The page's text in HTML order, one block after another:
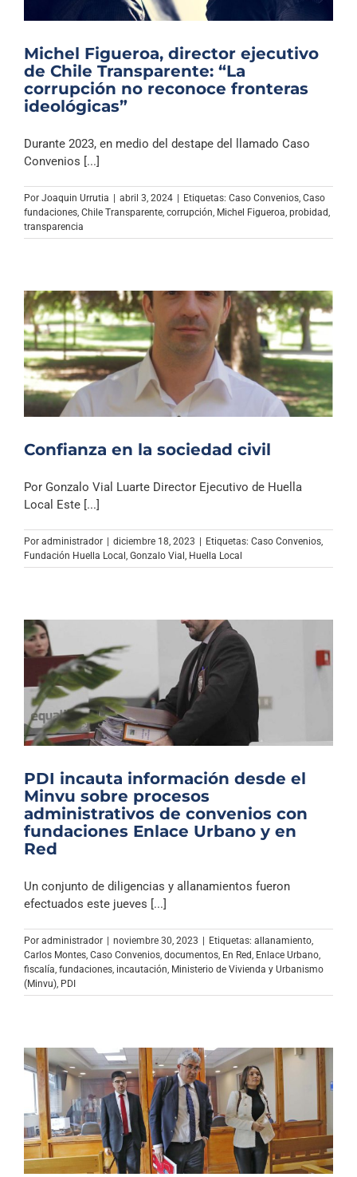
Michel Figueroa, director ejecutivo
de Chile Transparente: “La
corrupción no reconoce fronteras
ideológicas”
Durante 2023, en medio del destape del llamado Caso
Convenios [...]
Por Joaquin Urrutia abril 3, 2024 Etiquetas: Caso Convenios, Caso
fundaciones, Chile Transparente, corrupción, Michel Figueroa, probidad,
transparencia
Confianza en la sociedad civil
Por Gonzalo Vial Luarte Director Ejecutivo de Huella
Local Este [...]
Por administrador diciembre 18, 2023 Etiquetas: Caso Convenios,
Fundación Huella Local , Gonzalo Vial , Huella Local
PDI incauta información desde el
Minvu sobre procesos
administrativos de convenios con
fundaciones Enlace Urbano y en
Red
Un conjunto de diligencias y allanamientos fueron
efectuados este jueves [...]
Por administrador | noviembre 30, 2023 | Etiquetas: allanamiento
Carlos Montes Caso Convenios documentos En Red Enlace Urbano
fiscalía fundaciones incautación Ministerio de Vivienda y Urbanismo
(Minvu) PDI